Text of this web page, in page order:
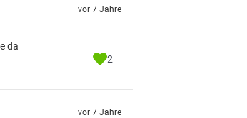
da
vor 7 Jahre
2
vor 7 Jahre